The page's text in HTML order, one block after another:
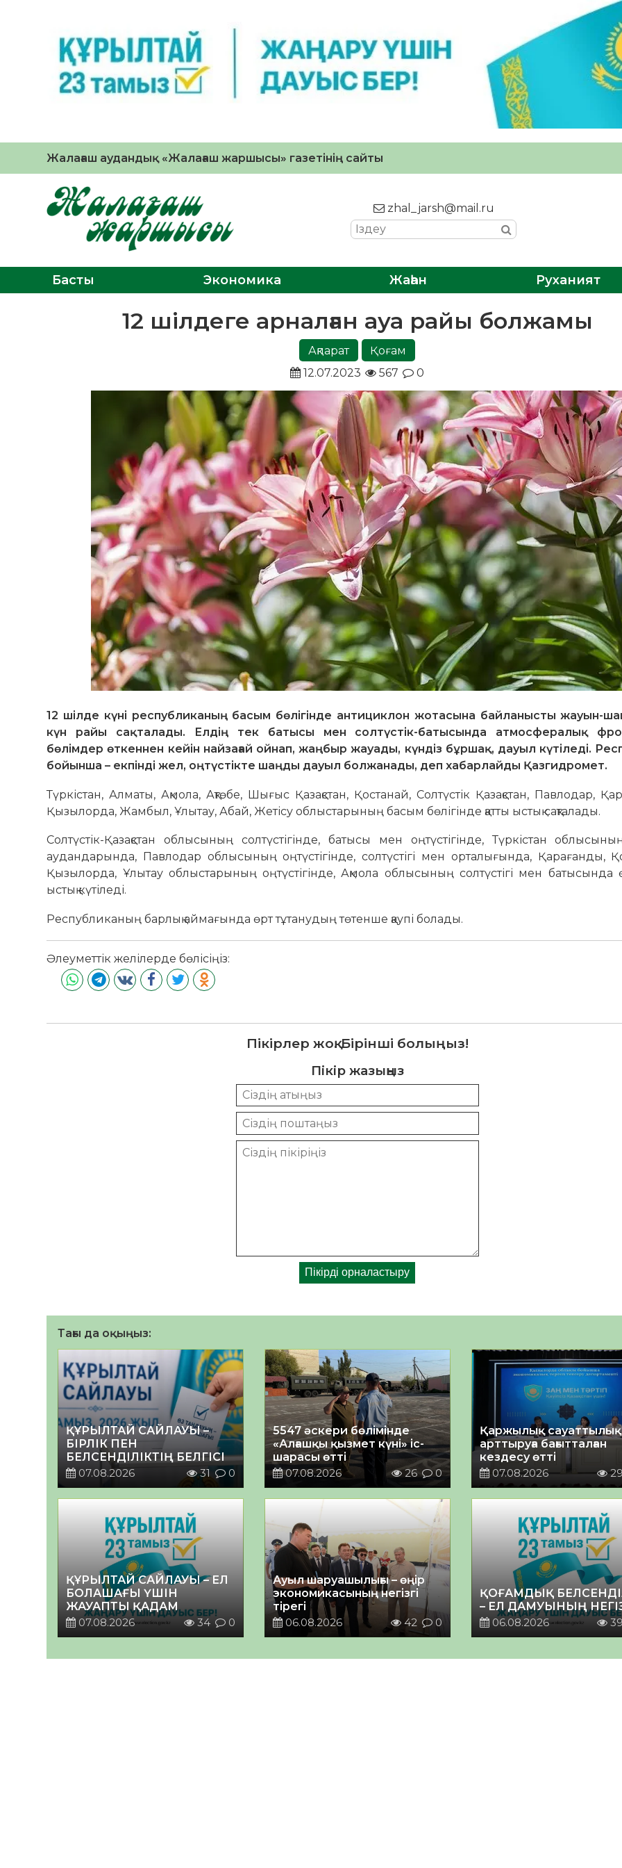
Жалағаш аудандық «Жалағаш жаршысы» газетінің сайты
zhal_jarsh@mail.ru
Басты Экономика Жаһан Руханият
12 шілдеге арналған ауа райы болжамы
Ақпарат
Қоғам
12.07.2023
567 0
12 шілде күні республиканың басым бөлігінде антициклон жотасына байланысты жауын-
күн райы сақталады. Елдің тек батысы мен солтүстік-батысында атмосфералық
бөлімдер өткеннен кейін найзағай ойнап, жаңбыр жауады, күндіз бұршақ, дауыл күтіледі.
бойынша – екпінді жел, оңтүстікте шаңды дауыл болжанады, деп хабарлайды Қазгидромет.
Түркістан, Алматы, Ақмола, Ақтөбе, Шығыс Қазақстан, Қостанай, Солтүстік Қазақстан, Павлодар,
Қызылорда, Жамбыл, Ұлытау, Абай, Жетісу облыстарының басым бөлігінде қатты ыстық сақталады.
Солтүстік-Қазақстан облысының солтүстігінде, батысы мен оңтүстігінде, Түркістан
аудандарында, Павлодар облысының оңтүстігінде, солтүстігі мен орталығында, Қарағанды,
Қызылорда, Ұлытау облыстарының оңтүстігінде, Ақмола облысының солтүстігі мен батысында
ыстық күтіледі.
Республиканың барлық аймағында өрт тұтанудың төтенше қаупі болады.
Әлеуметтік желілерде бөлісіңіз:
Пікірлер жоқ. Бірінші болыңыз!
Пікір жазыңыз
Тағы да оқыңыз:
ҚҰРЫЛТАЙ САЙЛАУЫ –
БІРЛІК ПЕН
БЕЛСЕНДІЛІКТІҢ БЕЛГІСІ
07.08.2026
31 0
5547 әскери бөлімінде
«Алғашқы қызмет күні» іс-
шарасы өтті
07.08.2026
26 0
Қаржылық
арттыруға бағытталған
кездесу өтті
07.08.2026
ҚҰРЫЛТАЙ САЙЛАУЫ – ЕЛ
БОЛАШАҒЫ ҮШІН
ЖАУАПТЫ ҚАДАМ
07.08.2026
34 0
Ауыл шаруашылығы – өңір
экономикасының негізгі
тірегі
06.08.2026
42 0
ҚОҒАМДЫҚ
– ЕЛ ДАМУЫНЫҢ
06.08.2026
39